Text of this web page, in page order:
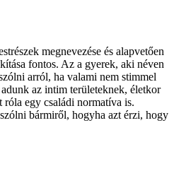
megnevezése és alapvetően
fontos. Az a gyerek, aki néven
arról, ha valami nem stimmel
az intim területeknek, életkor
egy családi normatíva is.
bármiről, hogyha azt érzi, hogy